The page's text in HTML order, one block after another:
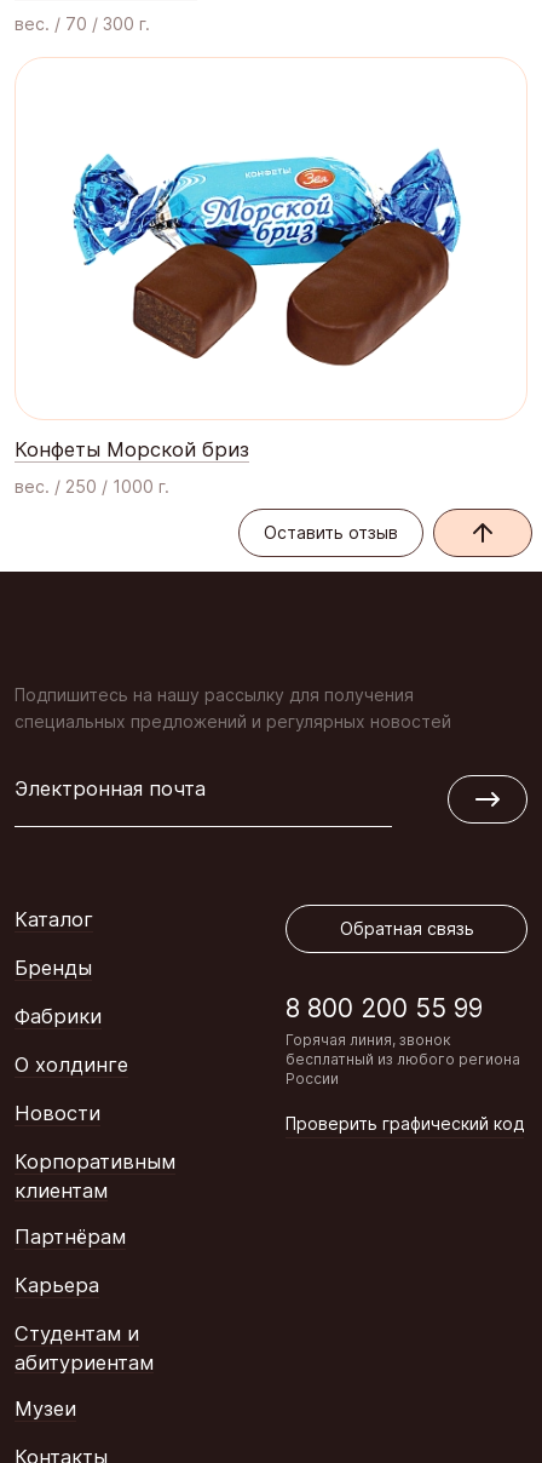
вес. / 70 / 300 г.
Конфеты Морской бриз
вес. / 250 / 1000 г.
Оставить отзыв
Подпишитесь на нашу рассылку для получения
специальных предложений и регулярных новостей
Электронная почта
Каталог
Бренды
Фабрики
О холдинге
Новости
Корпоративным
клиентам
Партнёрам
Карьера
Студентам и
абитуриентам
Музеи
Контакты
Обратная связь
8 800 200 55 99
Горячая линия, звонок
бесплатный из любого региона
России
Проверить графический код